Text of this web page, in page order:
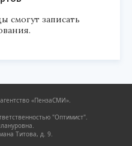
смогут записать
«ПензаСМИ».
"Оптимист".
Титова, д. 9.